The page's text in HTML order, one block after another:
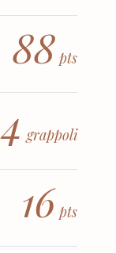
88 pts
4 grappoli
16 pts